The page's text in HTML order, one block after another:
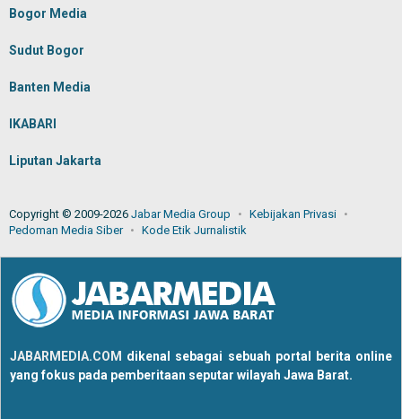
Bogor Media
Sudut Bogor
Banten Media
IKABARI
Liputan Jakarta
Copyright © 2009-2026 Jabar Media Group
Kebijakan Privasi
Pedoman Media Siber
Kode Etik Jurnalistik
JABARMEDIA.COM dikenal sebagai sebuah portal berita online
yang fokus pada pemberitaan seputar wilayah Jawa Barat.